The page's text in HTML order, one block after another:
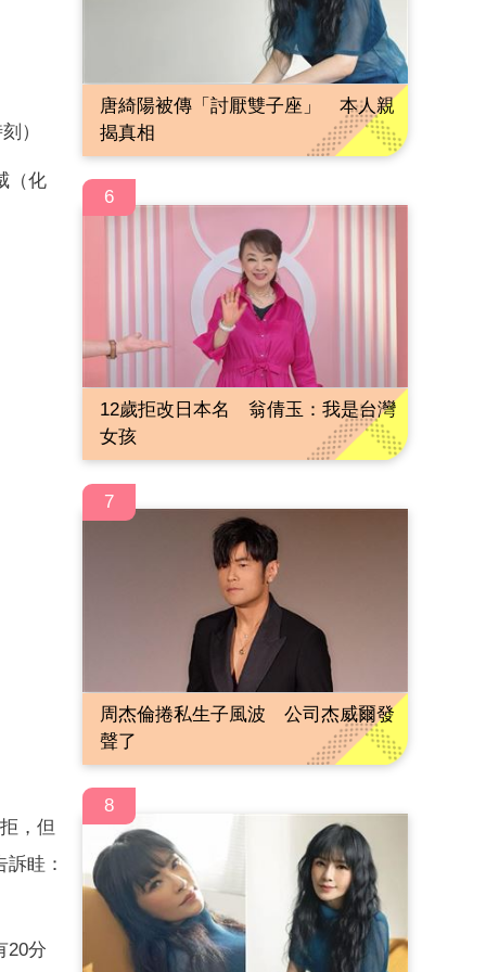
）
（化
，但
眭：
20分
唐綺陽被傳「討厭雙子座」 本人親
揭真相
6
12歲拒改日本名 翁倩玉：我是台灣
女孩
7
周杰倫捲私生子風波 公司杰威爾發
聲了
8